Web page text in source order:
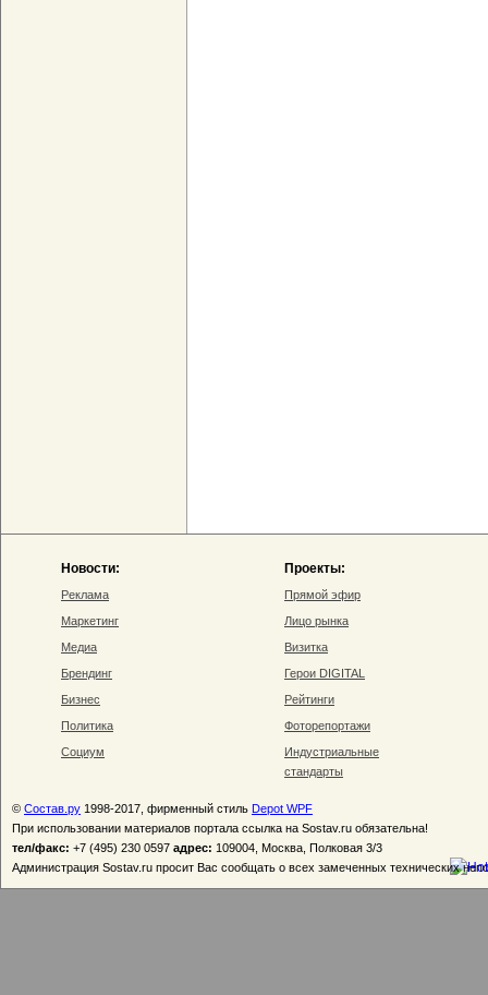
Новости:
Реклама
Маркетинг
Медиа
Брендинг
Бизнес
Политика
Социум
Проекты:
Прямой эфир
Лицо рынка
Визитка
Герои DIGITAL
Рейтинги
Фоторепортажи
Индустриальные
стандарты
© Состав.ру 1998-2017, фирменный стиль Depot WPF
При использовании материалов портала ссылка на Sostav.ru обязательна!
тел/факс: +7 (495) 230 0597 адрес: 109004, Москва, Полковая 3/3
Администрация Sostav.ru просит Вас сообщать о всех замеченных технических